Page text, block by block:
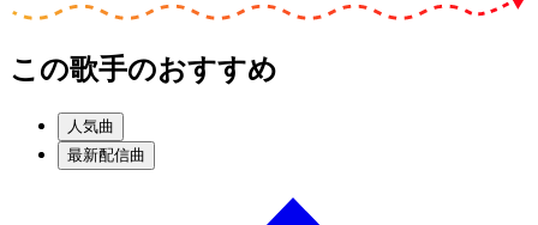
この歌手のおすすめ
人気曲
最新配信曲